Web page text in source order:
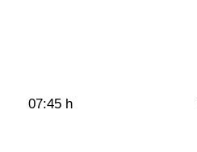
07:45 h